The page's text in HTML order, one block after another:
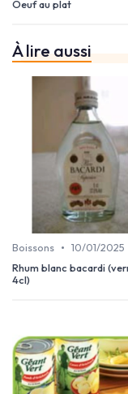
Oeuf au plat
À lire aussi
Boissons • 10/01/2025
Rhum blanc bacardi
4cl)